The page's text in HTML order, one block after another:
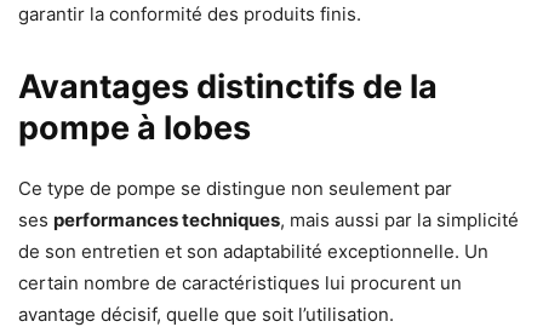
garantir la conformité des produits finis.
Avantages distinctifs de la
pompe à lobes
Ce type de pompe se distingue non seulement par
ses performances techniques, mais aussi par la simplicité
de son entretien et son adaptabilité exceptionnelle. Un
certain nombre de caractéristiques lui procurent un
avantage décisif, quelle que soit l’utilisation.